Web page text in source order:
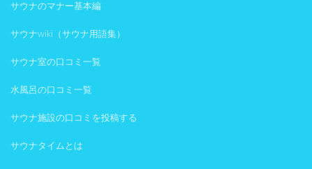
サウナのマナー基本編
サウナwiki（サウナ用語集）
サウナ室の口コミ一覧
水風呂の口コミ一覧
サウナ施設の口コミを投稿する
サウナタイムとは